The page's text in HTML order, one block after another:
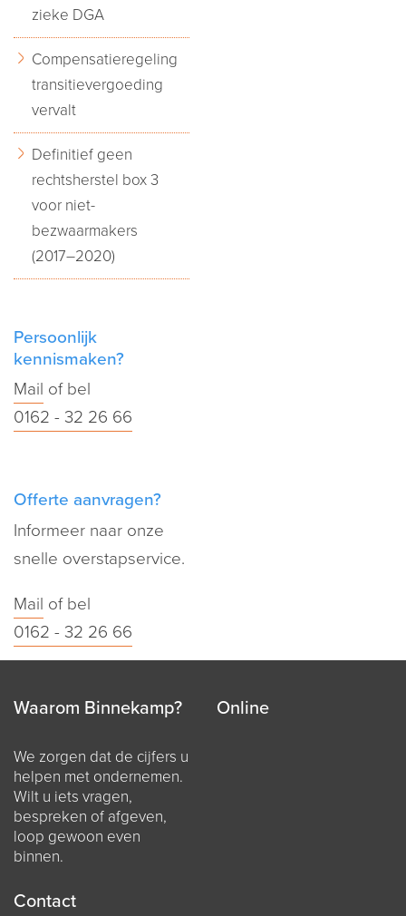
zieke DGA
Compensatieregeling
transitievergoeding
vervalt
Definitief geen
rechtsherstel box 3
voor niet-
bezwaarmakers
(2017–2020)
Persoonlijk
kennismaken?
Mail of bel
0162 - 32 26 66
Offerte aanvragen?
Informeer naar onze
snelle overstapservice.
Mail of bel
0162 - 32 26 66
Waarom Binnekamp?
We zorgen dat de cijfers u
helpen met ondernemen.
Wilt u iets vragen,
bespreken of afgeven,
loop gewoon even
binnen.
Online
Contact